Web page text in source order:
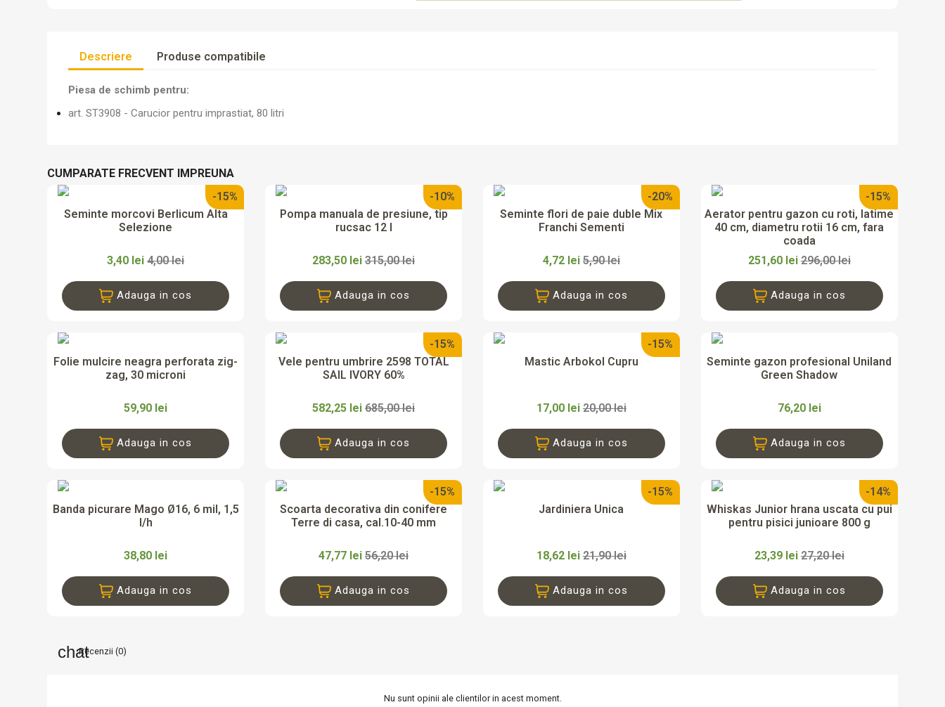
Descriere Produse compatibile
Piesa de schimb pentru:
art. ST3908 - Carucior pentru imprastiat, 80 litri
CUMPARATE FRECVENT IMPREUNA
 Vizualizare rapida
Seminte morcovi Berlicum Alta
Selezione
3,40 lei4,00 lei
-15%
Adauga in cos
 Vizualizare rapida
Pompa manuala de presiune, tip
rucsac 12 l
283,50 lei315,00 lei
-10%
Adauga in cos
 Vizualizare rapida
Seminte flori de paie duble Mix
Franchi Sementi
4,72 lei 5,90 lei
-20%
Adauga in cos
 Vizualizare rapida
Aerator pentru gazon cu roti, latime
40 cm, diametru rotii 16 cm, fara
coada
251,60 lei296,00 lei
-15%
Adauga in cos
 Vizualizare rapida
Folie mulcire neagra perforata zig-
zag, 30 microni
59,90 lei
Adauga in cos
 Vizualizare rapida
Vele pentru umbrire 2598 TOTAL
SAIL IVORY 60%
582,25 lei685,00 lei
-15%
Adauga in cos
 Vizualizare rapida
Mastic Arbokol Cupru
17,00 lei 20,00 lei
-15%
Adauga in cos
 Vizualizare rapida
Seminte gazon profesional Uniland
Green Shadow
76,20 lei
Adauga in cos
 Vizualizare rapida
Banda picurare Mago Ø16, 6 mil, 1,5
l/h
38,80 lei
Adauga in cos
 Vizualizare rapida
Scoarta decorativa din conifere
Terre di casa, cal.10-40 mm
47,77 lei56,20 lei
-15%
Adauga in cos
 Vizualizare rapida
Jardiniera Unica
18,62 lei 21,90 lei
-15%
Adauga in cos
 Vizualizare rapida
Whiskas Junior hrana uscata cu pui
pentru pisici junioare 800 g
23,39 lei27,20 lei
-14%
Adauga in cos
Recenzii (0)
Nu sunt opinii ale clientilor in acest moment.